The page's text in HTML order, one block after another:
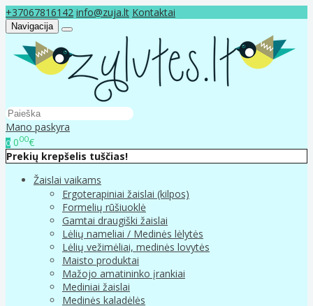
+37067816142 info@zuja.lt Kontaktai
Navigacija
Mano paskyra
0 000€
Prekių krepšelis tuščias!
Žaislai vaikams
Ergoterapiniai žaislai (kilpos)
Formelių rūšiuoklė
Gamtai draugiški žaislai
Lėlių nameliai / Medinės lėlytės
Lėlių vežimėliai, medinės lovytės
Maisto produktai
Mažojo amatininko įrankiai
Mediniai žaislai
Medinės kaladėlės